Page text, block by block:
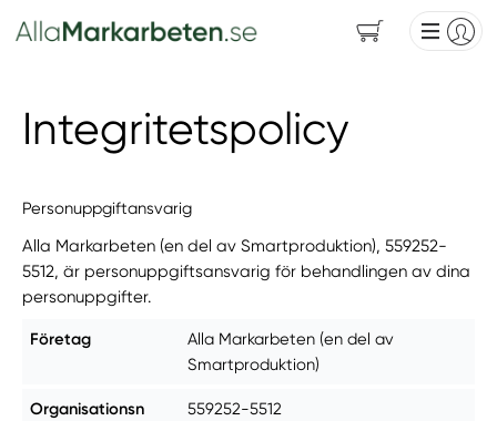
Integritetspolicy
Personuppgiftansvarig
Alla Markarbeten (en del av Smartproduktion), 559252-
5512, är personuppgiftsansvarig för behandlingen av dina
personuppgifter.
Företag
Alla Markarbeten (en del av
Smartproduktion)
Organisationsn
559252-5512